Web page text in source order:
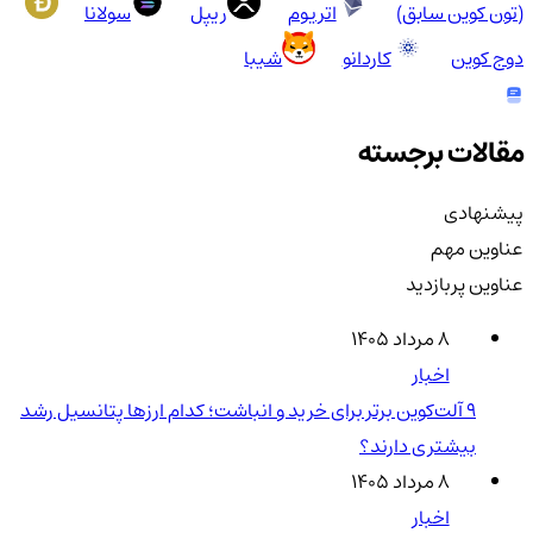
(تون کوین سابق)
اتریوم ریپل
سولانا
دوج کوین
کاردانو شیبا
مقالات برجسته
پیشنهادی
عناوین مهم
عناوین پربازدید
۸ مرداد ۱۴۰۵
اخبار
۹ آلت‌کوین برتر برای خرید و انباشت؛ کدام ارزها پتانسیل رشد
بیشتری دارند؟
۸ مرداد ۱۴۰۵
اخبار